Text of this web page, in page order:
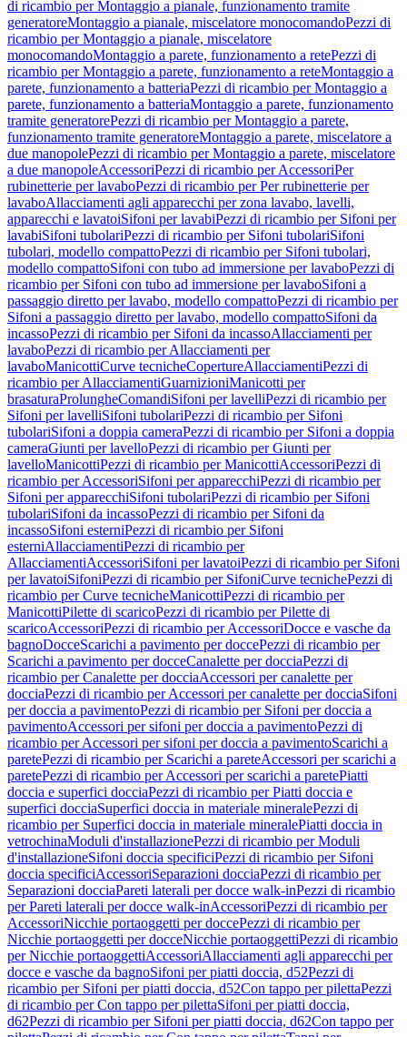
di ricambio per Montaggio a pianale, funzionamento tramite
generatoreMontaggio a pianale, miscelatore monocomandoPezzi di
ricambio per Montaggio a pianale, miscelatore
monocomandoMontaggio a parete, funzionamento a retePezzi di
ricambio per Montaggio a parete, funzionamento a reteMontaggio a
parete, funzionamento a batteriaPezzi di ricambio per Montaggio a
parete, funzionamento a batteriaMontaggio a parete, funzionamento
tramite generatorePezzi di ricambio per Montaggio a parete,
funzionamento tramite generatoreMontaggio a parete, miscelatore a
due manopolePezzi di ricambio per Montaggio a parete, miscelatore
a due manopoleAccessoriPezzi di ricambio per AccessoriPer
rubinetterie per lavaboPezzi di ricambio per Per rubinetterie per
lavaboAllacciamenti agli apparecchi per zona lavabo, lavelli,
apparecchi e lavatoiSifoni per lavabiPezzi di ricambio per Sifoni per
lavabiSifoni tubolariPezzi di ricambio per Sifoni tubolariSifoni
tubolari, modello compattoPezzi di ricambio per Sifoni tubolari,
modello compattoSifoni con tubo ad immersione per lavaboPezzi di
ricambio per Sifoni con tubo ad immersione per lavaboSifoni a
passaggio diretto per lavabo, modello compattoPezzi di ricambio per
Sifoni a passaggio diretto per lavabo, modello compattoSifoni da
incassoPezzi di ricambio per Sifoni da incassoAllacciamenti per
lavaboPezzi di ricambio per Allacciamenti per
lavaboManicottiCurve tecnicheCopertureAllacciamentiPezzi di
ricambio per AllacciamentiGuarnizioniManicotti per
brasaturaProlungheComandiSifoni per lavelliPezzi di ricambio per
Sifoni per lavelliSifoni tubolariPezzi di ricambio per Sifoni
tubolariSifoni a doppia cameraPezzi di ricambio per Sifoni a doppia
cameraGiunti per lavelloPezzi di ricambio per Giunti per
lavelloManicottiPezzi di ricambio per ManicottiAccessoriPezzi di
ricambio per AccessoriSifoni per apparecchiPezzi di ricambio per
Sifoni per apparecchiSifoni tubolariPezzi di ricambio per Sifoni
tubolariSifoni da incassoPezzi di ricambio per Sifoni da
incassoSifoni esterniPezzi di ricambio per Sifoni
esterniAllacciamentiPezzi di ricambio per
AllacciamentiAccessoriSifoni per lavatoiPezzi di ricambio per Sifoni
per lavatoiSifoniPezzi di ricambio per SifoniCurve tecnichePezzi di
ricambio per Curve tecnicheManicottiPezzi di ricambio per
ManicottiPilette di scaricoPezzi di ricambio per Pilette di
scaricoAccessoriPezzi di ricambio per AccessoriDocce e vasche da
bagnoDocceScarichi a pavimento per doccePezzi di ricambio per
Scarichi a pavimento per docceCanalette per docciaPezzi di
ricambio per Canalette per docciaAccessori per canalette per
docciaPezzi di ricambio per Accessori per canalette per docciaSifoni
per doccia a pavimentoPezzi di ricambio per Sifoni per doccia a
pavimentoAccessori per sifoni per doccia a pavimentoPezzi di
ricambio per Accessori per sifoni per doccia a pavimentoScarichi a
paretePezzi di ricambio per Scarichi a pareteAccessori per scarichi a
paretePezzi di ricambio per Accessori per scarichi a paretePiatti
doccia e superfici docciaPezzi di ricambio per Piatti doccia e
superfici docciaSuperfici doccia in materiale mineralePezzi di
ricambio per Superfici doccia in materiale mineralePiatti doccia in
vetrochinaModuli d'installazionePezzi di ricambio per Moduli
d'installazioneSifoni doccia specificiPezzi di ricambio per Sifoni
doccia specificiAccessoriSeparazioni docciaPezzi di ricambio per
Separazioni docciaPareti laterali per docce walk-inPezzi di ricambio
per Pareti laterali per docce walk-inAccessoriPezzi di ricambio per
AccessoriNicchie portaoggetti per doccePezzi di ricambio per
Nicchie portaoggetti per docceNicchie portaoggettiPezzi di ricambio
per Nicchie portaoggettiAccessoriAllacciamenti agli apparecchi per
docce e vasche da bagnoSifoni per piatti doccia, d52Pezzi di
ricambio per Sifoni per piatti doccia, d52Con tappo per pilettaPezzi
di ricambio per Con tappo per pilettaSifoni per piatti doccia,
d62Pezzi di ricambio per Sifoni per piatti doccia, d62Con tappo per